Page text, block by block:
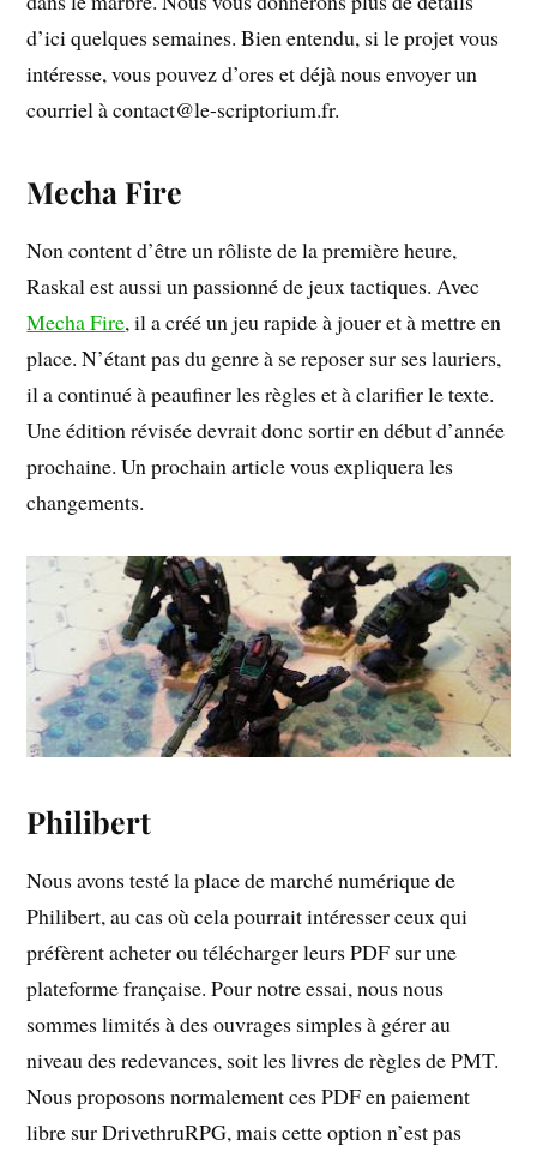
d’ici quelques semaines. Bien entendu, si le projet vous
intéresse, vous pouvez d’ores et déjà nous envoyer un
courriel à contact@le-scriptorium.fr.
Mecha Fire
Non content d’être un rôliste de la première heure,
Raskal est aussi un passionné de jeux tactiques. Avec
Mecha Fire, il a créé un jeu rapide à jouer et à mettre en
place. N’étant pas du genre à se reposer sur ses lauriers,
il a continué à peaufiner les règles et à clarifier le texte.
Une édition révisée devrait donc sortir en début d’année
prochaine. Un prochain article vous expliquera les
changements.
Philibert
Nous avons testé la place de marché numérique de
Philibert, au cas où cela pourrait intéresser ceux qui
préfèrent acheter ou télécharger leurs PDF sur une
plateforme française. Pour notre essai, nous nous
sommes limités à des ouvrages simples à gérer au
niveau des redevances, soit les livres de règles de PMT.
Nous proposons normalement ces PDF en paiement
libre sur DrivethruRPG, mais cette option n’est pas